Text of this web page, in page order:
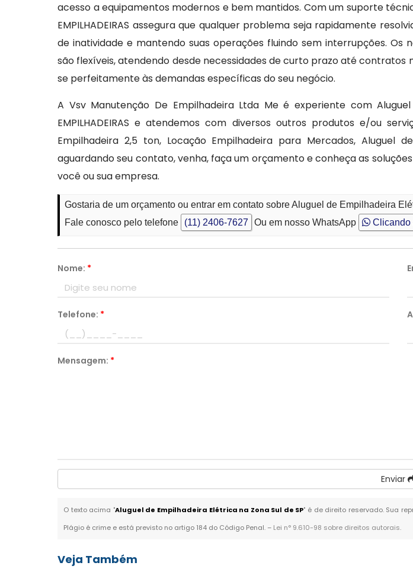
acesso a equipamentos modernos e bem mantidos. Com um suporte
EMPILHADEIRAS assegura que qualquer problema seja rapidamente
de inatividade e mantendo suas operações fluindo sem interrupções. Os
são flexíveis, atendendo desde necessidades de curto prazo até contratos
se perfeitamente às demandas específicas do seu negócio.
A Vsv Manutenção De Empilhadeira Ltda Me é experiente com
EMPILHADEIRAS e atendemos com diversos outros produtos e/ou
Empilhadeira 2,5 ton, Locação Empilhadeira para Mercados, Aluguel
aguardando seu contato, venha, faça um orçamento e conheça as
você ou sua empresa.
Gostaria de um orçamento ou entrar em contato sobre Aluguel de Empilhadeira
Fale conosco pelo telefone
(11) 2406-7627 Ou em nosso WhatsApp Clicando
Nome: *
Telefone: *
Mensagem: *
Enviar
O texto acima "Aluguel de Empilhadeira Elétrica na Zona Sul de SP" é de direito reservado. Sua
Plágio é crime e está previsto no artigo 184 do Código Penal. – Lei n° 9.610-98 sobre direitos autorais.
Veja Também